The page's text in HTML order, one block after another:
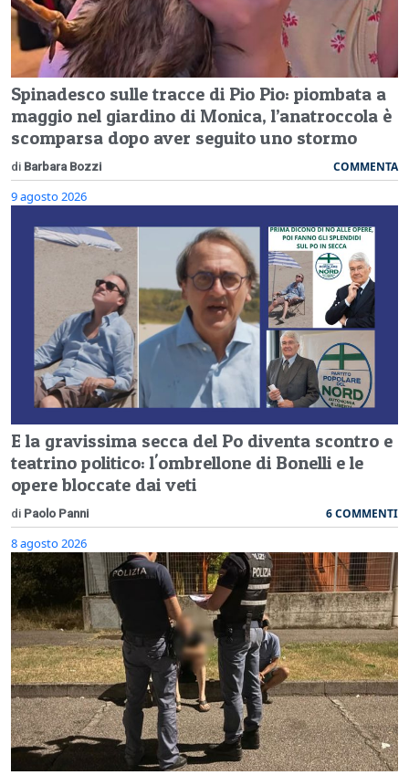
Spinadesco sulle tracce di Pio Pio: piombata a
maggio nel giardino di Monica, l’anatroccola è
scomparsa dopo aver seguito uno stormo
di Barbara Bozzi COMMENTA
9 agosto 2026
E la gravissima secca del Po diventa scontro e
teatrino politico: l'ombrellone di Bonelli e le
opere bloccate dai veti
di Paolo Panni 6 COMMENTI
8 agosto 2026